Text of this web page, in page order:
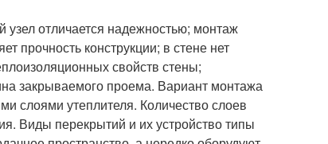
отличается надежностью; монтаж
прочность конструкции; в стене нет
свойств стены;
закрываемого проема. Вариант монтажа
слоями утеплителя. Количество слоев
Виды перекрытий и их устройство типы